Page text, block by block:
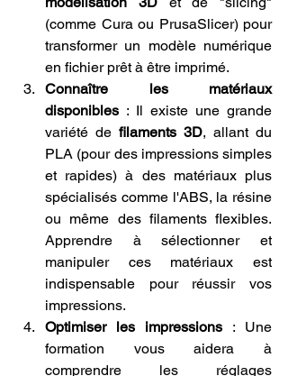
(comme Cura ou PrusaSlicer) pour
transformer un modèle numérique
en fichier prêt à être imprimé.
Connaître les matériaux
disponibles : Il existe une grande
variété de filaments 3D, allant du
PLA (pour des impressions simples
et rapides) à des matériaux plus
spécialisés comme l'ABS, la résine
ou même des filaments flexibles.
Apprendre à sélectionner et
manipuler ces matériaux est
indispensable pour réussir vos
impressions.
Optimiser les impressions : Une
formation vous aidera à
comprendre les réglages